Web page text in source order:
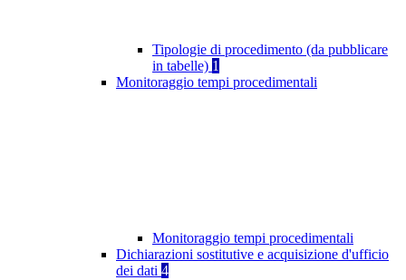
Tipologie di procedimento (da pubblicare
in tabelle) 1
Monitoraggio tempi procedimentali
Monitoraggio tempi procedimentali
Dichiarazioni sostitutive e acquisizione d'ufficio
dei dati 4